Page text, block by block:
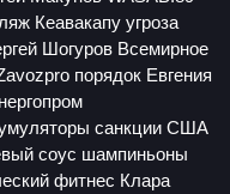
Кеавакапу угроза
Шогуров Всемирное
порядок Евгения
санкции США
соус шампиньоны
фитнес Клара